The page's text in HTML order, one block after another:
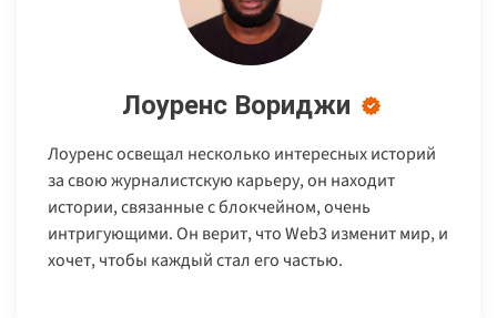
Лоуренс Вориджи
Лоуренс освещал несколько интересных историй
за свою журналистскую карьеру, он находит
истории, связанные с блокчейном, очень
интригующими. Он верит, что Web3 изменит мир, и
хочет, чтобы каждый стал его частью.